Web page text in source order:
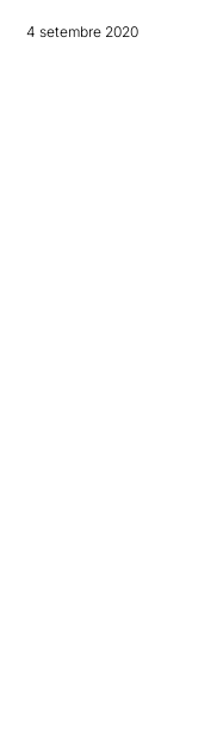
4 setembre 2020